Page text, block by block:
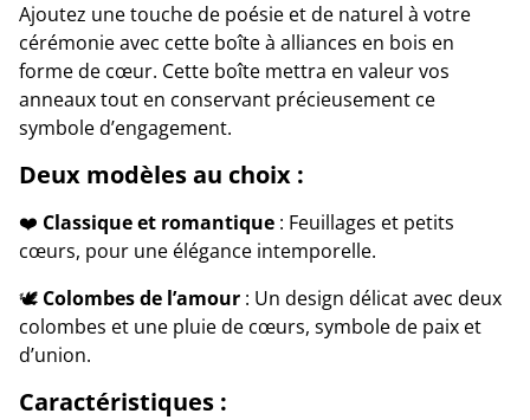
Ajoutez une touche de poésie et de naturel à votre
cérémonie avec cette boîte à alliances en bois en
forme de cœur. Cette boîte mettra en valeur vos
anneaux tout en conservant précieusement ce
symbole d’engagement.
Deux modèles au choix :
❤️ Classique et romantique : Feuillages et petits
cœurs, pour une élégance intemporelle.
🕊️ Colombes de l’amour : Un design délicat avec deux
colombes et une pluie de cœurs, symbole de paix et
d’union.
Caractéristiques :